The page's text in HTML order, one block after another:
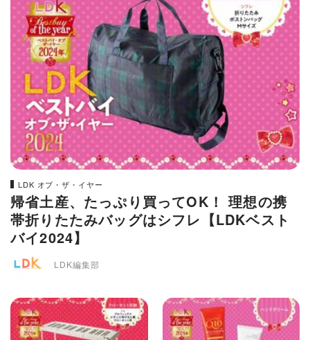
LDK オブ・ザ・イヤー
帰省土産、たっぷり買ってOK！ 理想の携
帯折りたたみバッグはシフレ【LDKベスト
バイ2024】
LDK編集部